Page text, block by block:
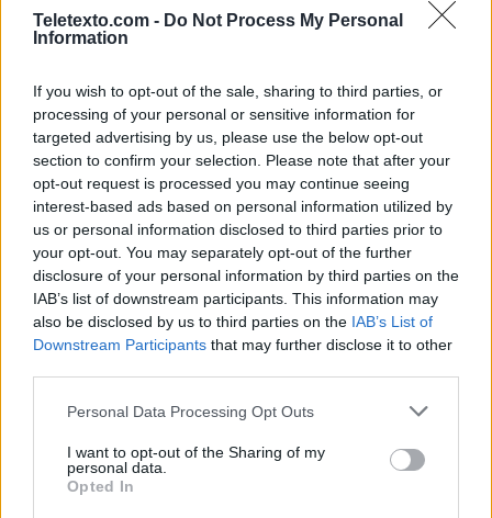
Teletexto.com - Do Not Process My Personal
Information
If you wish to opt-out of the sale, sharing to third parties, or
processing of your personal or sensitive information for
targeted advertising by us, please use the below opt-out
section to confirm your selection. Please note that after your
opt-out request is processed you may continue seeing
interest-based ads based on personal information utilized by
us or personal information disclosed to third parties prior to
your opt-out. You may separately opt-out of the further
disclosure of your personal information by third parties on the
IAB’s list of downstream participants. This information may
also be disclosed by us to third parties on the IAB’s List of
Downstream Participants that may further disclose it to other
Personal Data Processing Opt Outs
I want to opt-out of the Sharing of my
personal data.
Opted In
DESAFÍO A-Z EL GRAN PANEL CIFRAS
Noticias de Televisión
Toda la actualidad de la televisión y el streaming en España.
AUDIENCIAS ESTRENOS STREAMING
GENTE TV CONCURSOS REALITIES
Ver perfil
@teletextopuntocom Ver perfil